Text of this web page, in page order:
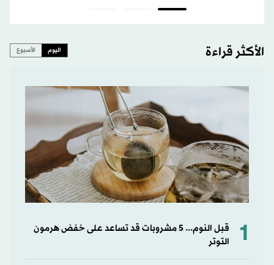
الأكثر قراءة اليوم الأسبوع
1
قبل النوم... 5 مشروبات قد تساعد على خفض هرمون
التوتر